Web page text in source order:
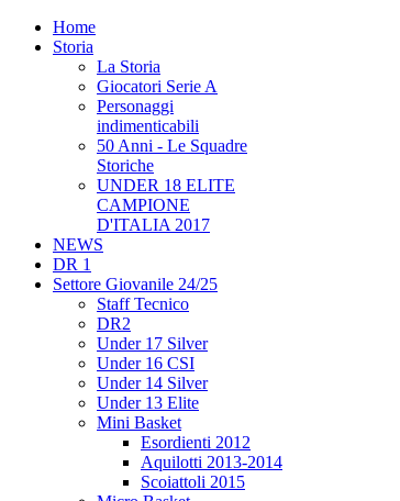
Home
Storia
La Storia
Giocatori Serie A
Personaggi
indimenticabili
50 Anni - Le Squadre
Storiche
UNDER 18 ELITE
CAMPIONE
D'ITALIA 2017
NEWS
DR 1
Settore Giovanile 24/25
Staff Tecnico
DR2
Under 17 Silver
Under 16 CSI
Under 14 Silver
Under 13 Elite
Mini Basket
Esordienti 2012
Aquilotti 2013-2014
Scoiattoli 2015